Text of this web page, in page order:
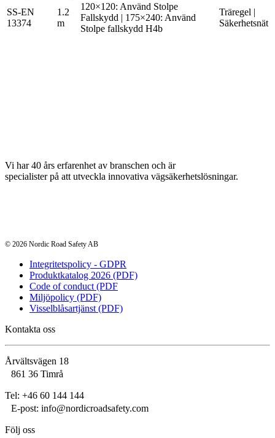
SS-EN
13374
1.2
m
120×120: Använd Stolpe
Fallskydd | 175×240: Använd
Stolpe fallskydd H4b
Träregel |
Säkerhetsnät
Vi har 40 års erfarenhet av branschen och är
specialister på att utveckla innovativa vägsäkerhetslösningar.
© 2026 Nordic Road Safety AB
Integritetspolicy - GDPR
Produktkatalog 2026 (PDF)
Code of conduct (PDF
Miljöpolicy (PDF)
Visselblåsartjänst (PDF)
Kontakta oss
Årvältsvägen 18
861 36 Timrå
Tel: +46 60 144 144
E‑post: info@nordicroadsafety.com
Följ oss